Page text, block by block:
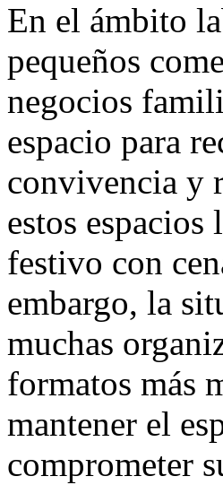
En el ámbito
pequeños
negocios
espacio para
convivencia y
estos
festivo con
embargo, la
muchas
formatos más
mantener el
comprometer